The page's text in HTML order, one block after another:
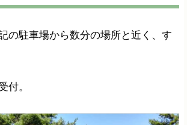
の駐車場から数分の場所と近く、す
付。